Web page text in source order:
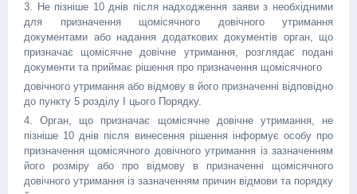
3. Не пізніше 10 днів після надходження заяви з необхідними
для призначення щомісячного довічного утримання
документами або надання додаткових документів орган, що
призначає щомісячне довічне утримання, розглядає подані
документи та приймає рішення про призначення щомісячного
довічного утримання або відмову в його призначенні відповідно
до пункту 5 розділу І цього Порядку.
4. Орган, що призначає щомісячне довічне утримання, не
пізніше 10 днів після винесення рішення інформує особу про
призначення щомісячного довічного утримання із зазначенням
його розміру або про відмову в призначенні щомісячного
довічного утримання із зазначенням причин відмови та порядку